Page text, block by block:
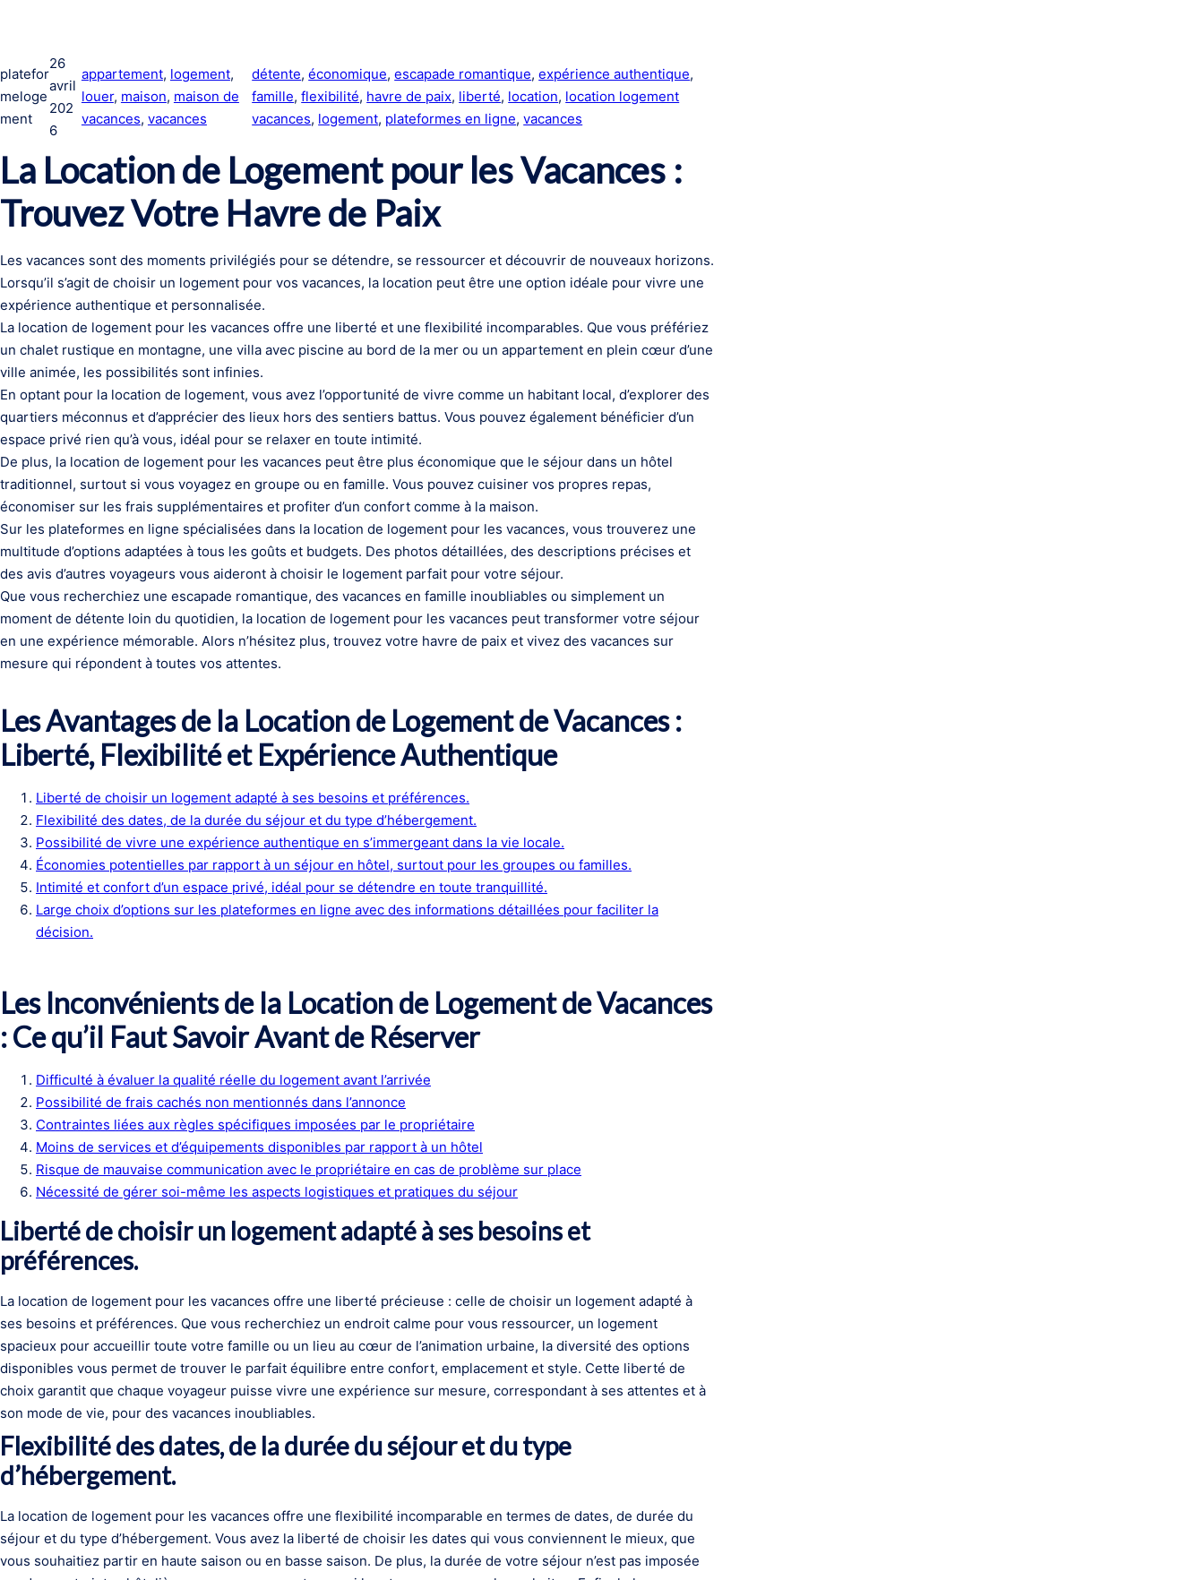
platefor
meloge
ment
26
avril
202
6
appartement, logement
louer, maison, maison de
vacances, vacances
détente, économique, escapade romantique, expérience authentique
famille, flexibilité, havre de paix, liberté, location, location logement
vacances, logement, plateformes en ligne, vacances
La Location de Logement pour les Vacances :
Trouvez Votre Havre de Paix
Les vacances sont des moments privilégiés pour se détendre, se ressourcer et découvrir de nouveaux horizons.
Lorsqu’il s’agit de choisir un logement pour vos vacances, la location peut être une option idéale pour vivre une
expérience authentique et personnalisée.
La location de logement pour les vacances offre une liberté et une flexibilité incomparables. Que vous préfériez
un chalet rustique en montagne, une villa avec piscine au bord de la mer ou un appartement en plein cœur d’une
ville animée, les possibilités sont infinies.
En optant pour la location de logement, vous avez l’opportunité de vivre comme un habitant local, d’explorer des
quartiers méconnus et d’apprécier des lieux hors des sentiers battus. Vous pouvez également bénéficier d’un
espace privé rien qu’à vous, idéal pour se relaxer en toute intimité.
De plus, la location de logement pour les vacances peut être plus économique que le séjour dans un hôtel
traditionnel, surtout si vous voyagez en groupe ou en famille. Vous pouvez cuisiner vos propres repas,
économiser sur les frais supplémentaires et profiter d’un confort comme à la maison.
Sur les plateformes en ligne spécialisées dans la location de logement pour les vacances, vous trouverez une
multitude d’options adaptées à tous les goûts et budgets. Des photos détaillées, des descriptions précises et
des avis d’autres voyageurs vous aideront à choisir le logement parfait pour votre séjour.
Que vous recherchiez une escapade romantique, des vacances en famille inoubliables ou simplement un
moment de détente loin du quotidien, la location de logement pour les vacances peut transformer votre séjour
en une expérience mémorable. Alors n’hésitez plus, trouvez votre havre de paix et vivez des vacances sur
mesure qui répondent à toutes vos attentes.
Les Avantages de la Location de Logement de Vacances :
Liberté, Flexibilité et Expérience Authentique
Liberté de choisir un logement adapté à ses besoins et préférences.
Flexibilité des dates, de la durée du séjour et du type d’hébergement.
Possibilité de vivre une expérience authentique en s’immergeant dans la vie locale.
Économies potentielles par rapport à un séjour en hôtel, surtout pour les groupes ou familles.
Intimité et confort d’un espace privé, idéal pour se détendre en toute tranquillité.
Large choix d’options sur les plateformes en ligne avec des informations détaillées pour faciliter la
décision.
Les Inconvénients de la Location de Logement de Vacances
: Ce qu’il Faut Savoir Avant de Réserver
Difficulté à évaluer la qualité réelle du logement avant l’arrivée
Possibilité de frais cachés non mentionnés dans l’annonce
Contraintes liées aux règles spécifiques imposées par le propriétaire
Moins de services et d’équipements disponibles par rapport à un hôtel
Risque de mauvaise communication avec le propriétaire en cas de problème sur place
Nécessité de gérer soi-même les aspects logistiques et pratiques du séjour
Liberté de choisir un logement adapté à ses besoins et
préférences.
La location de logement pour les vacances offre une liberté précieuse : celle de choisir un logement adapté à
ses besoins et préférences. Que vous recherchiez un endroit calme pour vous ressourcer, un logement
spacieux pour accueillir toute votre famille ou un lieu au cœur de l’animation urbaine, la diversité des options
disponibles vous permet de trouver le parfait équilibre entre confort, emplacement et style. Cette liberté de
choix garantit que chaque voyageur puisse vivre une expérience sur mesure, correspondant à ses attentes et à
son mode de vie, pour des vacances inoubliables.
Flexibilité des dates, de la durée du séjour et du type
d’hébergement.
La location de logement pour les vacances offre une flexibilité incomparable en termes de dates, de durée du
séjour et du type d’hébergement. Vous avez la liberté de choisir les dates qui vous conviennent le mieux, que
vous souhaitiez partir en haute saison ou en basse saison. De plus, la durée de votre séjour n’est pas imposée